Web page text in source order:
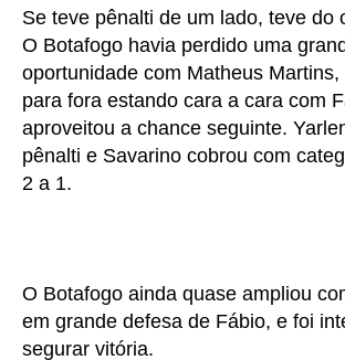
Se teve pênalti de um lado, teve do
O Botafogo havia perdido uma
oportunidade com Matheus Martins,
para fora estando cara a cara com
aproveitou a chance seguinte.
pênalti e Savarino cobrou com
2 a 1.
O Botafogo ainda quase ampliou
em grande defesa de Fábio, e foi
segurar vitória.